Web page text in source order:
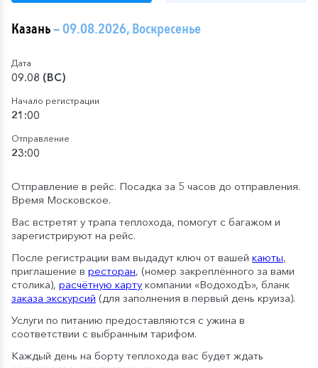
Казань— 09.08.2026, Воскресенье
Дата
09.08 (ВС)
Начало регистрации
21:00
Отправление
23:00
Отправление в рейс. Посадка за 5 часов до отправления.
Время Московское.
Вас встретят у трапа теплохода, помогут с багажом и
зарегистрируют на рейс.
После регистрации вам выдадут ключ от вашей каюты,
приглашение в ресторан, (номер закреплённого за вами
столика), расчётную карту компании «ВодоходЪ», бланк
заказа экскурсий (для заполнения в первый день круиза).
Услуги по питанию предоставляются с ужина в
соответствии с выбранным тарифом.
Каждый день на борту теплохода вас будет ждать